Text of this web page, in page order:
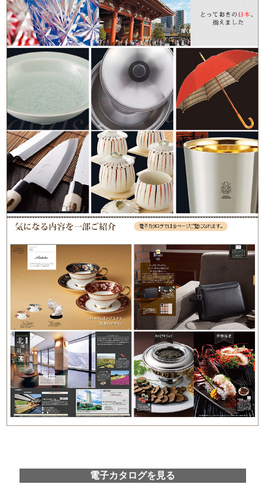
電子カタログを見る